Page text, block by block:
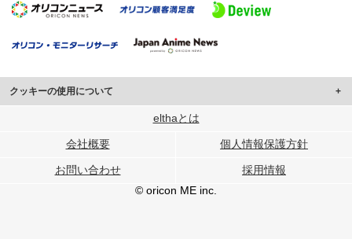
クッキーの使用について
このサイトでは Cookie を使用して、ユーザーに合わせたコンテンツや広告の
行っています。
メディアや広告配信、データ解析の各パートナーに提供しています。
ユーザーが各パートナーのサービスを使用したときに収集した他の情報を組み
elthaとは
会社概要 個人情報保護方針
お問い合わせ
採用情報
© oricon ME inc.